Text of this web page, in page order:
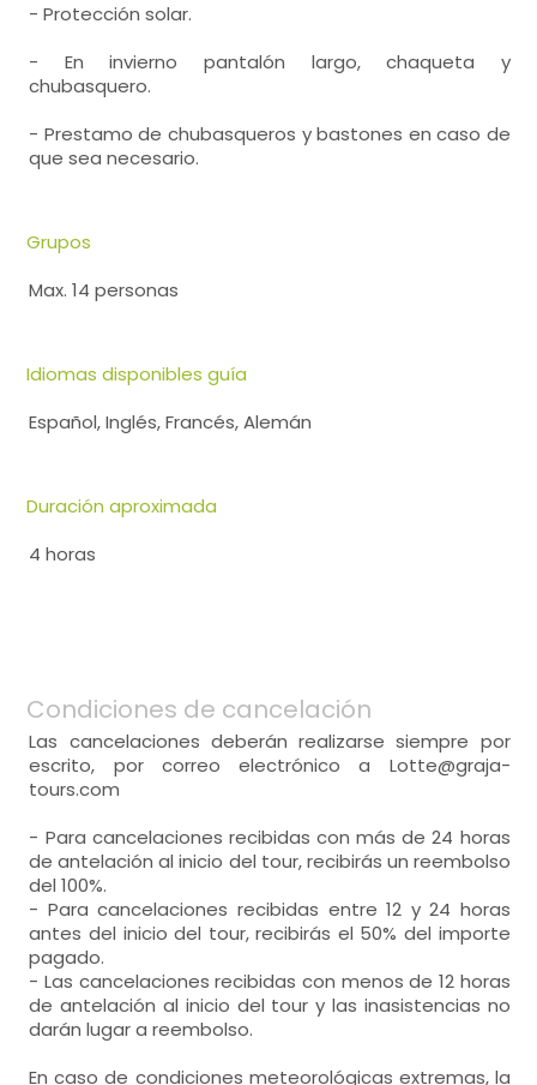
- Protección solar.
- En invierno pantalón largo, chaqueta y
chubasquero.
- Prestamo de chubasqueros y bastones en caso de
que sea necesario.
Grupos
Max. 14 personas
Idiomas disponibles guía
Español, Inglés, Francés, Alemán
Duración aproximada
4 horas
Condiciones de cancelación
Las cancelaciones deberán realizarse siempre por
escrito, por correo electrónico a Lotte@graja-
tours.com
- Para cancelaciones recibidas con más de 24 horas
de antelación al inicio del tour, recibirás un reembolso
del 100%.
- Para cancelaciones recibidas entre 12 y 24 horas
antes del inicio del tour, recibirás el 50% del importe
pagado.
- Las cancelaciones recibidas con menos de 12 horas
de antelación al inicio del tour y las inasistencias no
darán lugar a reembolso.
En caso de condiciones meteorológicas extremas, la